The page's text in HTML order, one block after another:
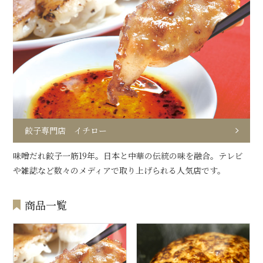
餃子専門店 イチロー
味噌だれ餃子一筋19年。日本と中華の伝統の味を融合。テレビ
や雑誌など数々のメディアで取り上げられる人気店です。
商品一覧